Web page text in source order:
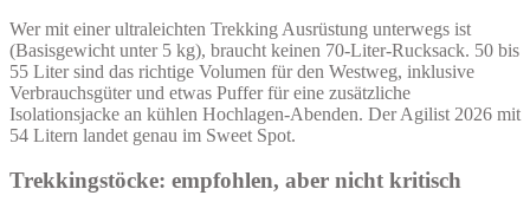
Wer mit einer ultraleichten Trekking Ausrüstung unterwegs ist
(Basisgewicht unter 5 kg), braucht keinen 70-Liter-Rucksack. 50 bis
55 Liter sind das richtige Volumen für den Westweg, inklusive
Verbrauchsgüter und etwas Puffer für eine zusätzliche
Isolationsjacke an kühlen Hochlagen-Abenden. Der Agilist 2026 mit
54 Litern landet genau im Sweet Spot.
Trekkingstöcke: empfohlen, aber nicht kritisch